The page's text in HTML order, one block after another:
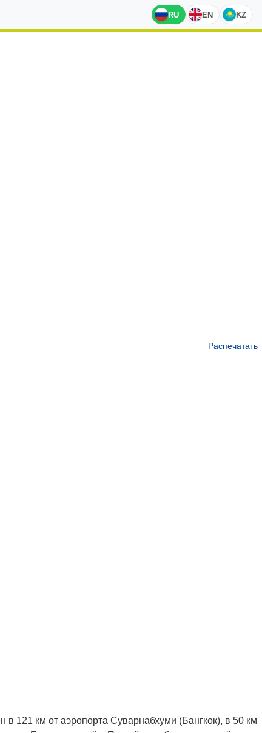
RU EN KZ
Распечатать
121 км от аэропорта Суварнабхуми (Бангкок), в 50 км